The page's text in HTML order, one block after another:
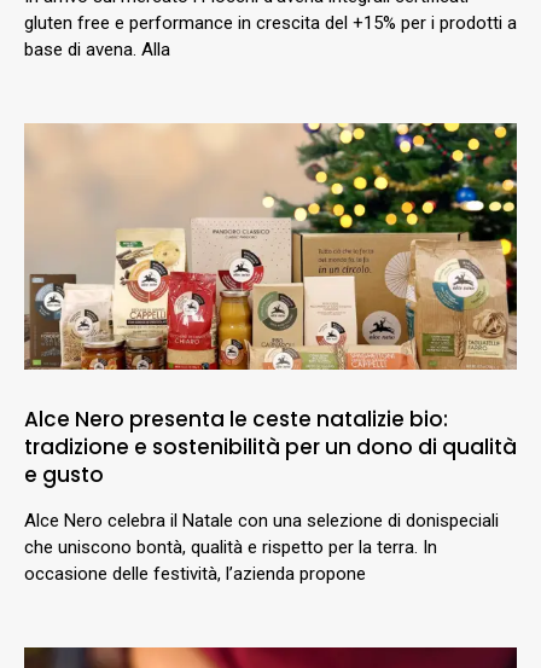
gluten free e performance in crescita del +15% per i prodotti a
base di avena. Alla
Alce Nero presenta le ceste natalizie bio:
tradizione e sostenibilità per un dono di qualità
e gusto
Alce Nero celebra il Natale con una selezione di donispeciali
che uniscono bontà, qualità e rispetto per la terra. In
occasione delle festività, l’azienda propone